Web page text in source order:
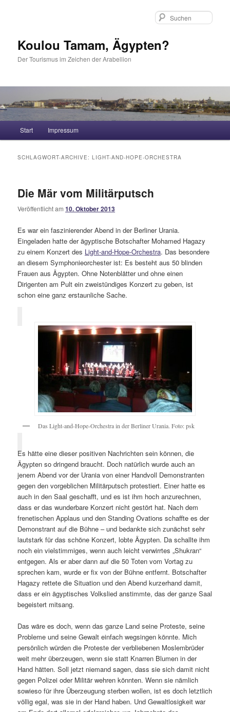
Koulou Tamam, Ägypten?
Der Tourismus im Zeichen der Arabellion
Zum Inhalt wechseln
Zum sekundären Inhalt wechseln
Start Impressum
SCHLAGWORT-ARCHIVE:LIGHT-AND-HOPE-ORCHESTRA
Die Mär vom Militärputsch
Veröffentlicht am10. Oktober 2013
Es war ein faszinierender Abend in der Berliner Urania.
Eingeladen hatte der ägyptische Botschafter Mohamed Hagazy
zu einem Konzert des Light-and-Hope-Orchestra. Das besondere
an diesem Symphonieorchester ist: Es besteht aus 50 blinden
Frauen aus Ägypten. Ohne Notenblätter und ohne einen
Dirigenten am Pult ein zweistündiges Konzert zu geben, ist
schon eine ganz erstaunliche Sache.
Das Light-and-Hope-Orchestra in der Berliner Urania. Foto: psk
Es hätte eine dieser positiven Nachrichten sein können, die
Ägypten so dringend braucht. Doch natürlich wurde auch an
jenem Abend vor der Urania von einer Handvoll Demonstranten
gegen den vorgeblichen Militärputsch protestiert. Einer hatte es
auch in den Saal geschafft, und es ist ihm hoch anzurechnen,
dass er das wunderbare Konzert nicht gestört hat. Nach dem
frenetischen Applaus und den Standing Ovations schaffte es der
Demonstrant auf die Bühne – und bedankte sich zunächst sehr
lautstark für das schöne Konzert, lobte Ägypten. Da schallte ihm
noch ein vielstimmiges, wenn auch leicht verwirrtes „Shukran“
entgegen. Als er aber dann auf die 50 Toten vom Vortag zu
sprechen kam, wurde er fix von der Bühne entfernt. Botschafter
Hagazy rettete die Situation und den Abend kurzerhand damit,
dass er ein ägyptisches Volkslied anstimmte, das der ganze Saal
begeistert mitsang.
Das wäre es doch, wenn das ganze Land seine Proteste, seine
Probleme und seine Gewalt einfach wegsingen könnte. Mich
persönlich würden die Proteste der verbliebenen Moslembrüder
weit mehr überzeugen, wenn sie statt Knarren Blumen in der
Hand hätten. Soll jetzt niemand sagen, dass sie sich damit nicht
gegen Polizei oder Militär wehren könnten. Wenn sie nämlich
sowieso für ihre Überzeugung sterben wollen, ist es doch letztlich
völlig egal, was sie in der Hand haben. Und Gewaltlosigkeit war